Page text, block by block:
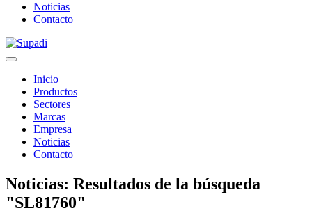
Noticias
Contacto
Inicio
Productos
Sectores
Marcas
Empresa
Noticias
Contacto
Noticias: Resultados de la búsqueda
"SL81760"